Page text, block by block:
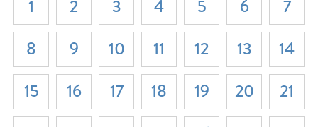
1 2 3 4 5 6
7
8
9 10 11 12 13
14
15
16 17 18 19 20
21